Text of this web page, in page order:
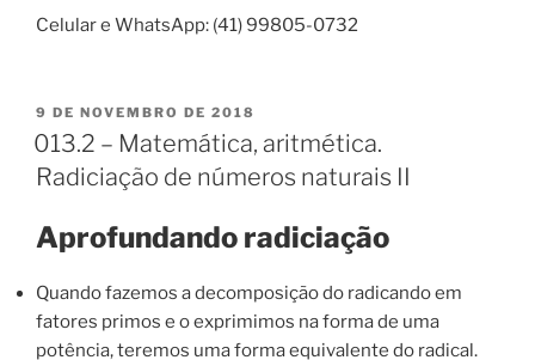
Celular e WhatsApp: (41) 99805-0732
PUBLICADO
EM
9 DE NOVEMBRO DE 2018
013.2 – Matemática, aritmética.
Radiciação de números naturais II
Aprofundando radiciação
Quando fazemos a decomposição do radicando em
fatores primos e o exprimimos na forma de uma
potência, teremos uma forma equivalente do radical.